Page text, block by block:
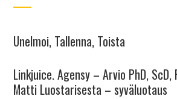
Unelmoi, Tallenna, Toista
Linkjuice. Agensy – Arvio PhD,
Matti Luostarisesta – syväluotaus